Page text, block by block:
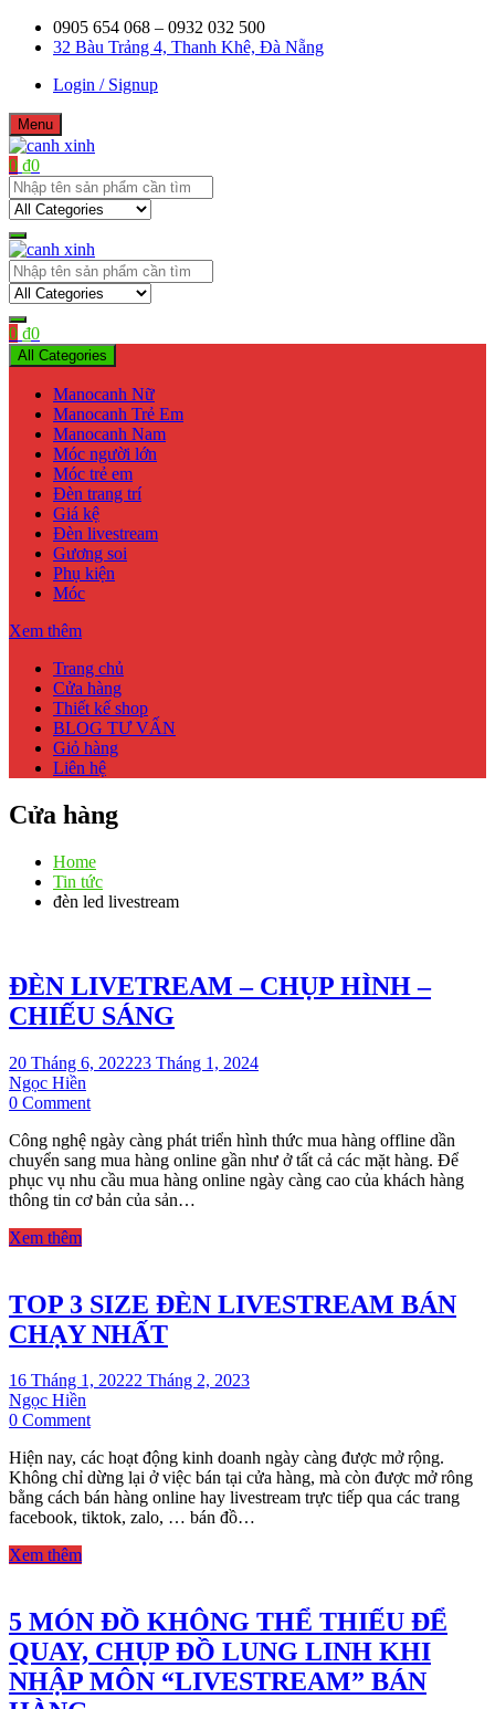
Skip
0905 654 068 – 0932 032 500
32 Bàu Trảng 4, Thanh Khê, Đà Nẵng
Login / Signup
Menu
canh xinh
Shop bán manơcanh, phụ kiện mở shop
0 ₫0
canh xinh
Shop bán manơcanh, phụ kiện mở shop
0 ₫0
All Categories
Manocanh Nữ
Manocanh Trẻ Em
Manocanh Nam
Móc người lớn
Móc trẻ em
Đèn trang trí
Giá kệ
Đèn livestream
Gương soi
Phụ kiện
Móc
Xem thêm
Trang chủ
Cửa hàng
Thiết kế shop
BLOG TƯ VẤN
Giỏ hàng
Liên hệ
Cửa hàng
Home
Tin tức
đèn led livestream
ĐÈN LIVETREAM – CHỤP HÌNH –
CHIẾU SÁNG
20 Tháng 6, 202223 Tháng 1, 2024
Ngọc Hiền
0 Commenton
LIVETREAM
–
CHỤP
HÌNH
Công nghệ ngày càng phát triển hình thức mua hàng offline dần
chuyển sang mua hàng online gần như ở tất cả các mặt hàng. Để
phục vụ nhu cầu mua hàng online ngày càng cao của khách hàng
thông tin cơ bản của sản…
Xem thêm
TOP 3 SIZE ĐÈN LIVESTREAM BÁN
CHẠY NHẤT
16 Tháng 1, 20222 Tháng 2, 2023
Ngọc Hiền
0 Commenton
3
SIZE
ĐÈN
LIVESTREAM
Hiện nay, các hoạt động kinh doanh ngày càng được mở rộng.
Không chỉ dừng lại ở việc bán tại cửa hàng, mà còn được mở rông
bằng cách bán hàng online hay livestream trực tiếp qua các trang
facebook, tiktok, zalo, … bán đồ…
Xem thêm
5 MÓN ĐỒ KHÔNG THỂ THIẾU ĐỂ
QUAY, CHỤP ĐỒ LUNG LINH KHI
NHẬP MÔN “LIVESTREAM” BÁN